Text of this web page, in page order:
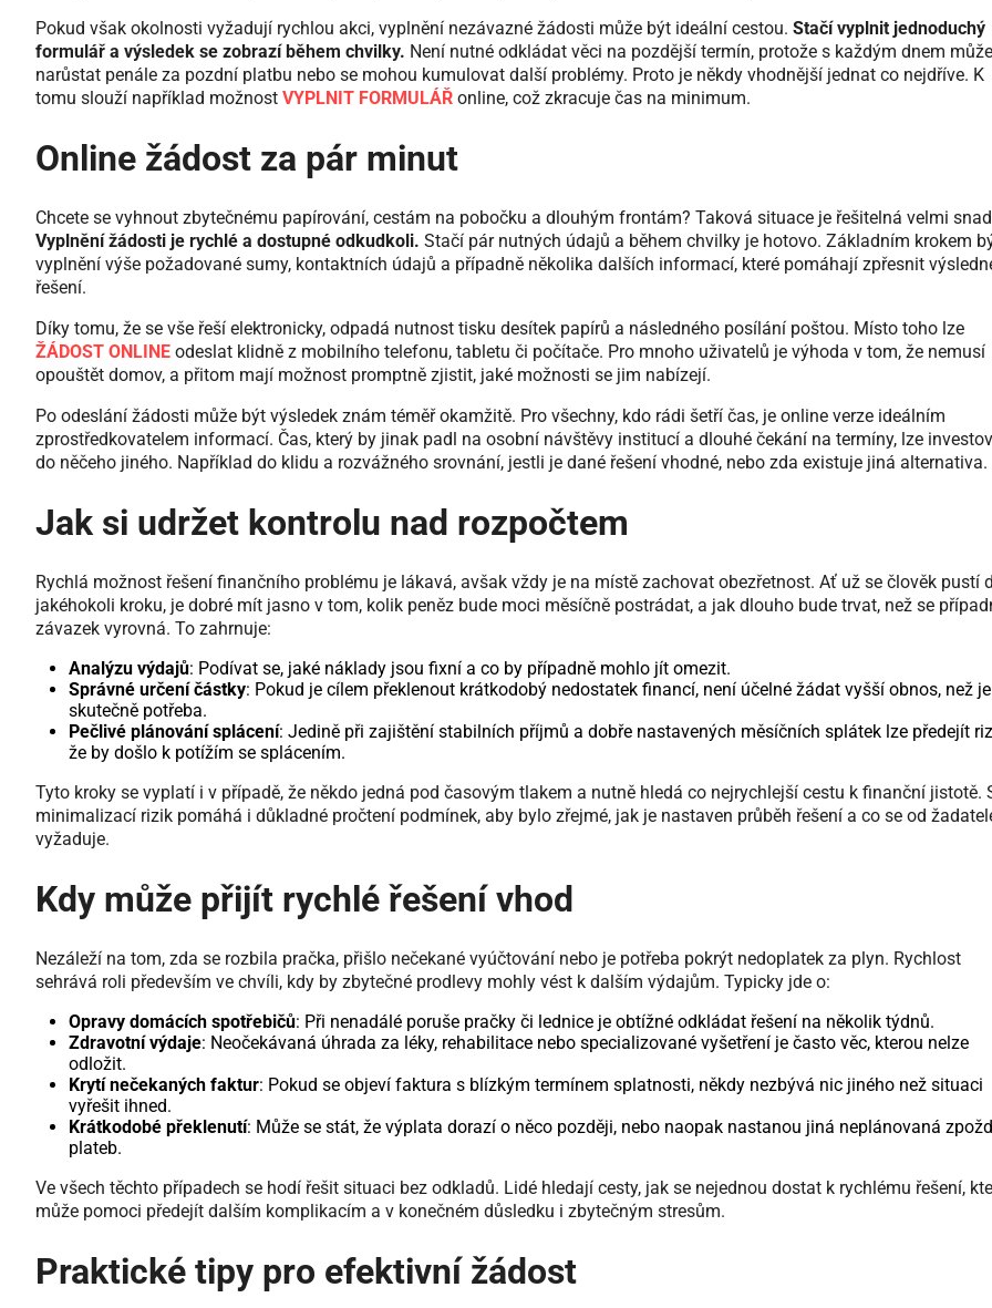
Pokud však okolnosti vyžadují rychlou akci, vyplnění nezávazné žádosti může být ideální cestou. Stačí vyplnit jednoduchý
formulář a výsledek se zobrazí během chvilky. Není nutné odkládat věci na pozdější termín, protože s každým dnem může
narůstat penále za pozdní platbu nebo se mohou kumulovat další problémy. Proto je někdy vhodnější jednat co nejdříve. K
tomu slouží například možnost VYPLNIT FORMULÁŘ online, což zkracuje čas na minimum.
Online žádost za pár minut
Chcete se vyhnout zbytečnému papírování, cestám na pobočku a dlouhým frontám? Taková situace je řešitelná velmi
Vyplnění žádosti je rychlé a dostupné odkudkoli. Stačí pár nutných údajů a během chvilky je hotovo. Základním krokem
vyplnění výše požadované sumy, kontaktních údajů a případně několika dalších informací, které pomáhají zpřesnit
řešení.
Díky tomu, že se vše řeší elektronicky, odpadá nutnost tisku desítek papírů a následného posílání poštou. Místo toho lze
ŽÁDOST ONLINE odeslat klidně z mobilního telefonu, tabletu či počítače. Pro mnoho uživatelů je výhoda v tom, že nemusí
opouštět domov, a přitom mají možnost promptně zjistit, jaké možnosti se jim nabízejí.
Po odeslání žádosti může být výsledek znám téměř okamžitě. Pro všechny, kdo rádi šetří čas, je online verze ideálním
zprostředkovatelem informací. Čas, který by jinak padl na osobní návštěvy institucí a dlouhé čekání na termíny, lze
do něčeho jiného. Například do klidu a rozvážného srovnání, jestli je dané řešení vhodné, nebo zda existuje jiná alternativa.
Jak si udržet kontrolu nad rozpočtem
Rychlá možnost řešení finančního problému je lákavá, avšak vždy je na místě zachovat obezřetnost. Ať už se člověk pustí
jakéhokoli kroku, je dobré mít jasno v tom, kolik peněz bude moci měsíčně postrádat, a jak dlouho bude trvat, než se
závazek vyrovná. To zahrnuje:
Analýzu výdajů: Podívat se, jaké náklady jsou fixní a co by případně mohlo jít omezit.
Správné určení částky: Pokud je cílem překlenout krátkodobý nedostatek financí, není účelné žádat vyšší obnos, než je
skutečně potřeba.
Pečlivé plánování splácení: Jedině při zajištění stabilních příjmů a dobře nastavených měsíčních splátek lze předejít
že by došlo k potížím se splácením.
Tyto kroky se vyplatí i v případě, že někdo jedná pod časovým tlakem a nutně hledá co nejrychlejší cestu k finanční jistotě.
minimalizací rizik pomáhá i důkladné pročtení podmínek, aby bylo zřejmé, jak je nastaven průběh řešení a co se od
vyžaduje.
Kdy může přijít rychlé řešení vhod
Nezáleží na tom, zda se rozbila pračka, přišlo nečekané vyúčtování nebo je potřeba pokrýt nedoplatek za plyn. Rychlost
sehrává roli především ve chvíli, kdy by zbytečné prodlevy mohly vést k dalším výdajům. Typicky jde o:
Opravy domácích spotřebičů: Při nenadálé poruše pračky či lednice je obtížné odkládat řešení na několik týdnů.
Zdravotní výdaje: Neočekávaná úhrada za léky, rehabilitace nebo specializované vyšetření je často věc, kterou nelze
odložit.
Krytí nečekaných faktur: Pokud se objeví faktura s blízkým termínem splatnosti, někdy nezbývá nic jiného než situaci
vyřešit ihned.
Krátkodobé překlenutí: Může se stát, že výplata dorazí o něco později, nebo naopak nastanou jiná neplánovaná
plateb.
Ve všech těchto případech se hodí řešit situaci bez odkladů. Lidé hledají cesty, jak se nejednou dostat k rychlému řešení,
může pomoci předejít dalším komplikacím a v konečném důsledku i zbytečným stresům.
Praktické tipy pro efektivní žádost